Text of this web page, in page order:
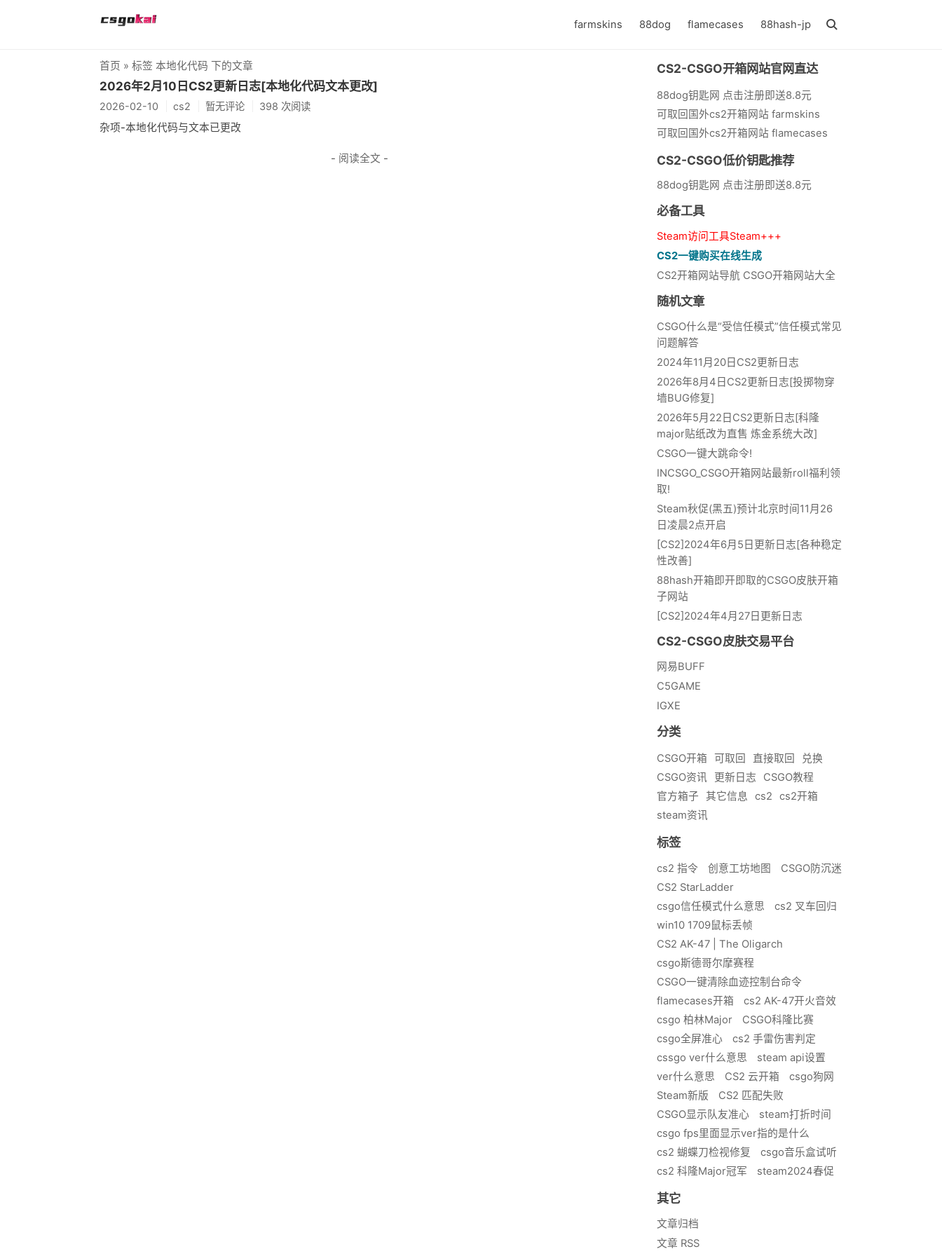
farmskins 88dog flamecases 88hash-jp
首页 » 标签 本地化代码 下的文章
2026年2月10日CS2更新日志[本地化代码文本更改]
2026-02-10 cs2 暂无评论 398 次阅读
杂项-本地化代码与文本已更改
- 阅读全文 -
CS2-CSGO开箱网站官网直达
88dog钥匙网 点击注册即送8.8元
可取回国外cs2开箱网站 farmskins
可取回国外cs2开箱网站 flamecases
CS2-CSGO低价钥匙推荐
88dog钥匙网 点击注册即送8.8元
必备工具
Steam访问工具Steam+++
CS2一键购买在线生成
CS2开箱网站导航 CSGO开箱网站大全
随机文章
CSGO什么是“受信任模式”信任模式常见
问题解答
2024年11月20日CS2更新日志
2026年8月4日CS2更新日志[投掷物穿
墙BUG修复]
2026年5月22日CS2更新日志[科隆
major贴纸改为直售 炼金系统大改]
CSGO一键大跳命令!
INCSGO_CSGO开箱网站最新roll福利领
取!
Steam秋促(黑五)预计北京时间11月26
日凌晨2点开启
[CS2]2024年6月5日更新日志[各种稳定
性改善]
88hash开箱即开即取的CSGO皮肤开箱
子网站
[CS2]2024年4月27日更新日志
CS2-CSGO皮肤交易平台
网易BUFF
C5GAME
IGXE
分类
CSGO开箱 可取回 直接取回
兑换
CSGO资讯
更新日志
CSGO教程
官方箱子
其它信息 cs2
cs2开箱
steam资讯
标签
cs2 指令 创意工坊地图
CSGO防沉迷
CS2 StarLadder
csgo信任模式什么意思
cs2 叉车回归
win10 1709鼠标丢帧
CS2 AK-47 | The Oligarch
csgo斯德哥尔摩赛程
CSGO一键清除血迹控制台命令
flamecases开箱
cs2 AK-47开火音效
csgo 柏林Major
CSGO科隆比赛
csgo全屏准心
cs2 手雷伤害判定
cssgo ver什么意思
steam api设置
ver什么意思
CS2 云开箱
csgo狗网
Steam新版
CS2 匹配失败
CSGO显示队友准心
steam打折时间
csgo fps里面显示ver指的是什么
cs2 蝴蝶刀检视修复
csgo音乐盒试听
cs2 科隆Major冠军
steam2024春促
其它
文章归档
文章 RSS